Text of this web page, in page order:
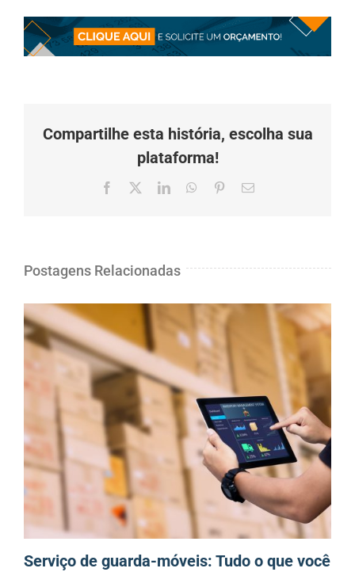
Compartilhe esta história, escolha sua
plataforma!
Facebook LinkedInWhatsappPinterest
O
Postagens Relacionadas
Serviço de guarda-móveis: Tudo o que você